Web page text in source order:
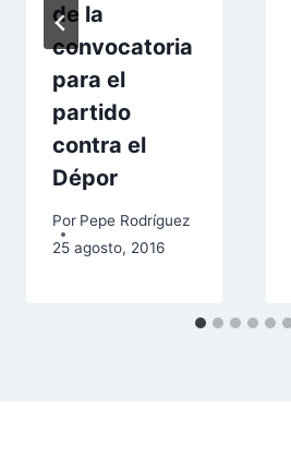
de la
convocatoria
para el
partido
contra el
Dépor
Por Pepe Rodríguez
25 agosto, 2016